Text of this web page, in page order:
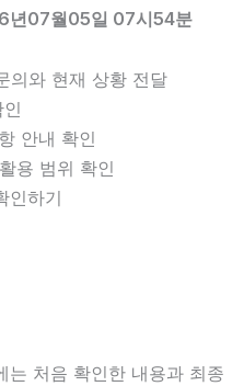
년07월05일 07시54분
의와 현재 상황 전달
안내 확인
용 범위 확인
인하기
는 처음 확인한 내용과 최종